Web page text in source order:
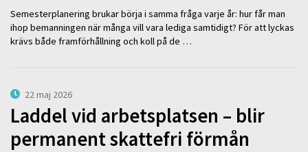
Semesterplanering brukar börja i samma fråga varje år: hur får man
ihop bemanningen när många vill vara lediga samtidigt? För att lyckas
krävs både framförhållning och koll på de …
22 maj 2026
Laddel vid arbetsplatsen – blir
permanent skattefri förmån